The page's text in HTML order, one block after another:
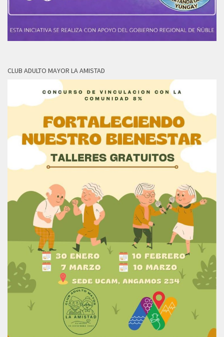
CLUB ADULTO MAYOR LA AMISTAD